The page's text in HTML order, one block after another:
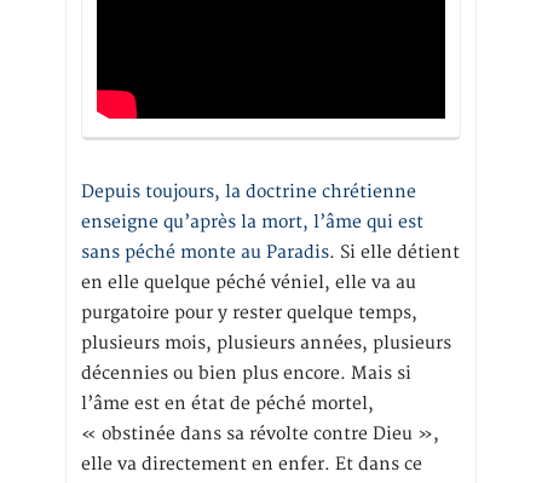
Depuis toujours, la doctrine chrétienne
enseigne qu’après la mort, l’âme qui est
sans péché monte au Paradis. Si elle détient
en elle quelque péché véniel, elle va au
purgatoire pour y rester quelque temps,
plusieurs mois, plusieurs années, plusieurs
décennies ou bien plus encore. Mais si
l’âme est en état de péché mortel,
« obstinée dans sa révolte contre Dieu »,
elle va directement en enfer. Et dans ce